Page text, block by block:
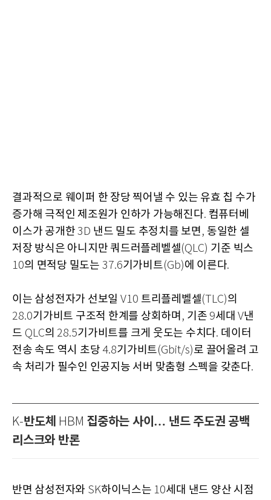
결과적으로 웨이퍼 한 장당 찍어낼 수 있는 유효 칩 수가
증가해 극적인 제조원가 인하가 가능해진다. 컴퓨터베
이스가 공개한 3D 낸드 밀도 추정치를 보면, 동일한 셀
저장 방식은 아니지만 쿼드러플레벨셀(QLC) 기준 빅스
10의 면적당 밀도는 37.6기가비트(Gb)에 이른다.
이는 삼성전자가 선보일 V10 트리플레벨셀(TLC)의
28.0기가비트 구조적 한계를 상회하며 , 기존 9세대V낸
드 QLC의 28.5기가비트를 크게 웃도는 수치다. 데이터
전송 속도 역시 초당 4.8기가비트(Gbit/s)로 끌어올려 고
속 처리가 필수인 인공지능 서버 맞춤형 스펙을 갖춘다.
K-반도체 HBM 집중하는 사이… 낸드 주도권 공백
리스크와 반론
반면 삼성전자와 SK하이닉스는 10세대 낸드 양산 시점